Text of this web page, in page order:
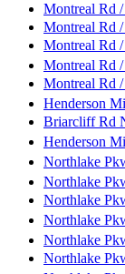
Montreal Rd
Montreal Rd
Montreal Rd
Montreal Rd
Montreal Rd
Henderson
Briarcliff Rd
Henderson
Northlake
Northlake
Northlake
Northlake
Northlake
Northlake